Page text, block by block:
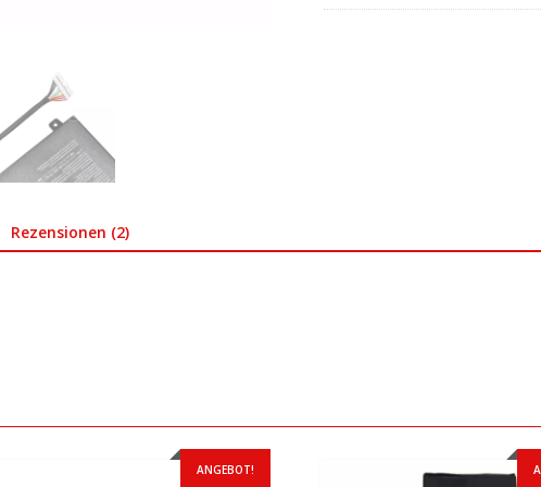
Rezensionen (2)
ANGEBOT!